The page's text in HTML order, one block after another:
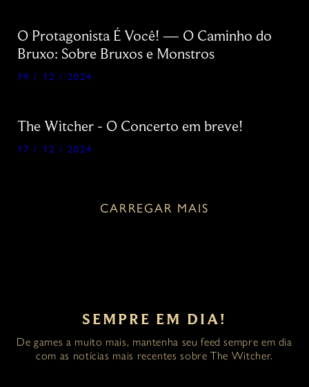
O Protagonista É Você! — O Caminho do
Bruxo: Sobre Bruxos e Monstros
19 / 12 / 2024
The Witcher - O Concerto em breve!
17 / 12 / 2024
CARREGAR MAIS
SEMPRE EM DIA!
De games a muito mais, mantenha seu feed sempre em dia
com as notícias mais recentes sobre The Witcher.